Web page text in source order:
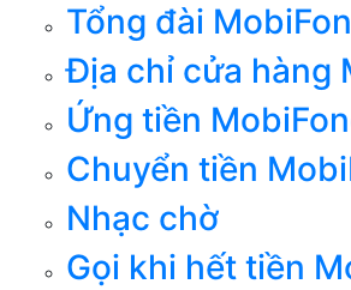
Tổng đài
Địa chỉ cửa hàng
Ứng tiền
Chuyển tiền
Nhạc chờ
Gọi khi hết tiền